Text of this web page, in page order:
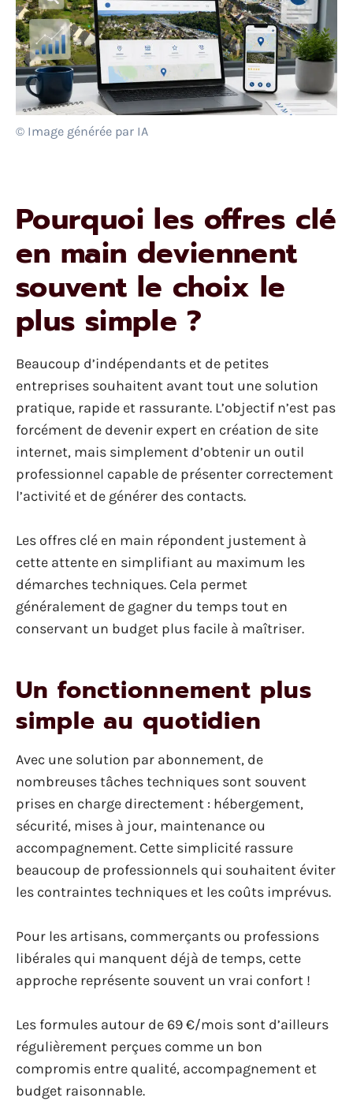
© Image générée par IA
Pourquoi les offres clé
en main deviennent
souvent le choix le
plus simple ?
Beaucoup d’indépendants et de petites
entreprises souhaitent avant tout une solution
pratique, rapide et rassurante. L’objectif n’est pas
forcément de devenir expert en création de site
internet, mais simplement d’obtenir un outil
professionnel capable de présenter correctement
l’activité et de générer des contacts.
Les offres clé en main répondent justement à
cette attente en simplifiant au maximum les
démarches techniques. Cela permet
généralement de gagner du temps tout en
conservant un budget plus facile à maîtriser.
Un fonctionnement plus
simple au quotidien
Avec une solution par abonnement, de
nombreuses tâches techniques sont souvent
prises en charge directement : hébergement,
sécurité, mises à jour, maintenance ou
accompagnement. Cette simplicité rassure
beaucoup de professionnels qui souhaitent éviter
les contraintes techniques et les coûts imprévus.
Pour les artisans, commerçants ou professions
libérales qui manquent déjà de temps, cette
approche représente souvent un vrai confort !
Les formules autour de 69 €/mois sont d’ailleurs
régulièrement perçues comme un bon
compromis entre qualité, accompagnement et
budget raisonnable.